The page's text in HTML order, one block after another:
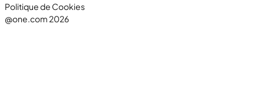
Politique de Cookies
@one.com 2026